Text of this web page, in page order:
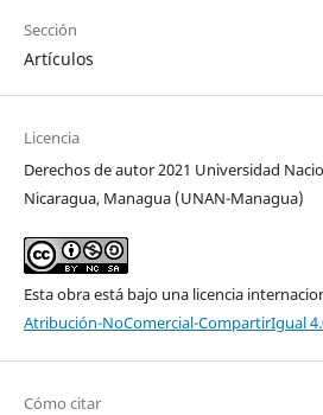
Sección
Artículos
Licencia
Derechos de autor 2021 Universidad
Nicaragua, Managua (UNAN-Managua)
Esta obra está bajo una licencia
Atribución-NoComercial-CompartirIgual
Cómo citar